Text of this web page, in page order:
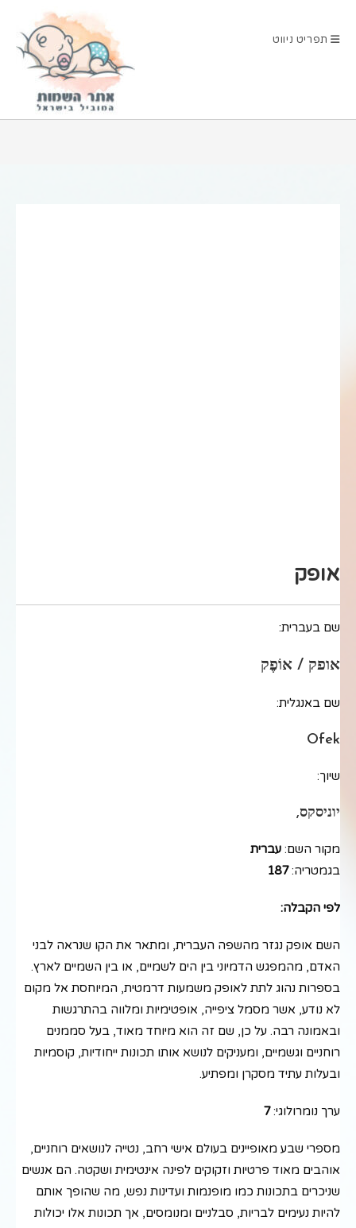
תפריט ניווט
אופק
שם בעברית:
אופק / אוֹפֶק
שם באנגלית:
Ofek
שיוך:
יוניסקס,
מקור השם: עברית
בגמטריה:187
לפי הקבלה:
השם אופק נגזר מהשפה העברית, ומתאר את הקו שנראה לבני
האדם, מהמפגש הדמיוני בין הים לשמיים, או בין השמיים לארץ.
בספרות נהוג לתת לאופק משמעות דרמטית, המיוחסת אל מקום
לא נודע, אשר מסמל ציפייה, אופטימיות ומלווה בהתרגשות
ובאמונה רבה. על כן, שם זה הוא מיוחד מאוד, בעל סממנים
רוחניים וגשמיים, ומעניקים לנושא אותו תכונות ייחודיות, קוסמיות
ובעלות עתיד מסקרן ומפתיע.
ערך נומרולוגי:7
מספרי שבע מאופיינים בעולם אישי רחב, נטייה לנושאים רוחניים,
אוהבים מאוד פרטיות וזקוקים לפינה אינטימית ושקטה. הם אנשים
שניכרים בתכונות כמו מופנמות ועדינות נפש, מה שהופך אותם
להיות נעימים לבריות, סבלניים ומנומסים, אך תכונות אלו יכולות